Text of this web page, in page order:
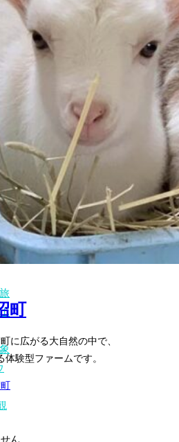
町
に広がる大自然の中で、
験型ファームです。
ん